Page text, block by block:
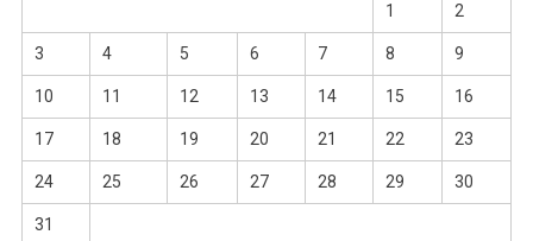
1 2
3 4 5 6 7 8 9
10 11 12 13 14 15 16
17 18 19 20 21 22 23
24 25 26 27 28 29 30
31